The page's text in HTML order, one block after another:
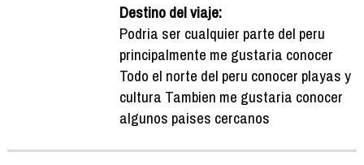
Destino del viaje:
Podria ser cualquier parte del peru
principalmente me gustaria conocer
Todo el norte del peru conocer playas y
cultura Tambien me gustaria conocer
algunos paises cercanos